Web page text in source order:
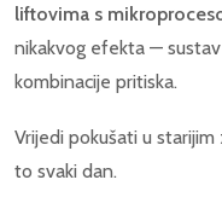
liftovima s
nikakvog efekta —
kombinacije pritiska.
Vrijedi pokušati u
to svaki dan.